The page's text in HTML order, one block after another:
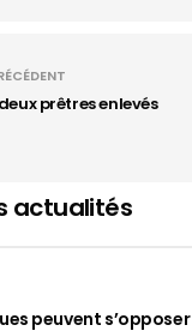
prêtres enlevés
actualités
peuvent s’opposer